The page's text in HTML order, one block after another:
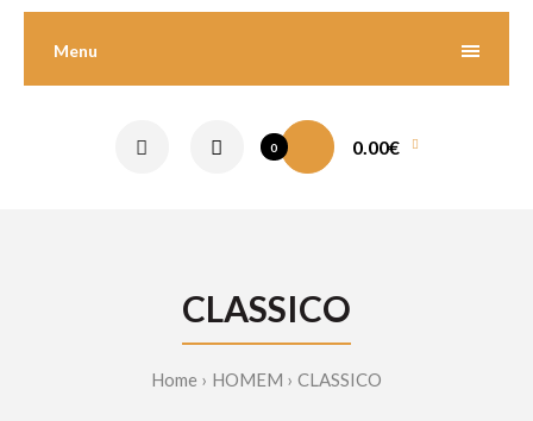
Menu
0 0.00€
CLASSICO
Home HOMEM CLASSICO